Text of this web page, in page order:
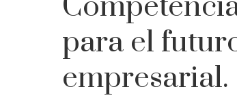
para el
empresarial.